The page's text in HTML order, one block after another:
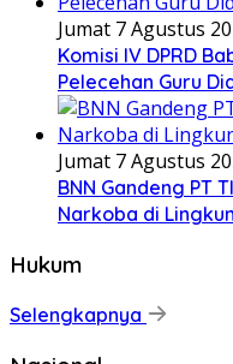
Jumat 7 Agustus
Komisi IV DPRD
Pelecehan Guru
Jumat 7 Agustus
BNN Gandeng PT
Narkoba di
Hukum
Selengkapnya